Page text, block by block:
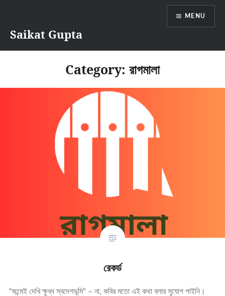
content
Saikat Gupta
MENU
Category: রাগমালা
রেকর্ড
“জন্মেই দেখি ক্ষুব্ধ স্বদেশভূমি” – না, কবির মতো এই কথা বলার সুযোগ পাইনি।